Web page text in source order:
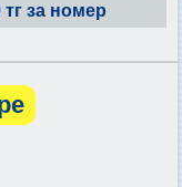
за номер